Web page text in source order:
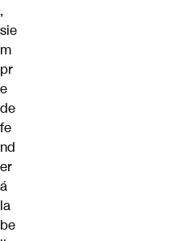
,
sie
m
pr
e
de
fe
nd
er
á
la
be